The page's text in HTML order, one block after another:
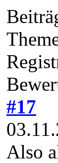
#17
Also